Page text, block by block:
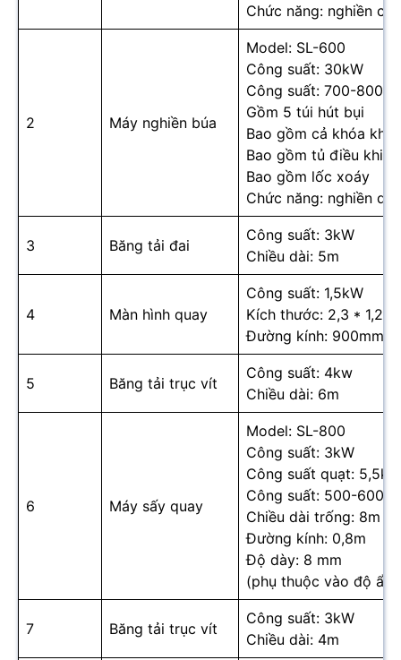
Chức năng: nghiền
2 Máy nghiền búa
Model: SL-600
Công suất: 30kW
Công suất: 700-
Gồm 5 túi hút bụi
Bao gồm cả khóa
Bao gồm tủ điều khiển
Bao gồm lốc xoáy
Chức năng: nghiền
3 Băng tải đai
Công suất: 3kW
Chiều dài: 5m
4 Màn hình quay
Công suất: 1,5kW
Kích thước: 2,3 * 1,2m
Đường kính: 900mm
5 Băng tải trục vít
Công suất: 4kw
Chiều dài: 6m
6 Máy sấy quay
Model: SL-800
Công suất: 3kW
Công suất quạt: 5,5kW
Công suất: 500-
Chiều dài trống: 8m
Đường kính: 0,8m
Độ dày: 8 mm
(phụ thuộc vào độ ẩm
7 Băng tải trục vít
Công suất: 3kW
Chiều dài: 4m